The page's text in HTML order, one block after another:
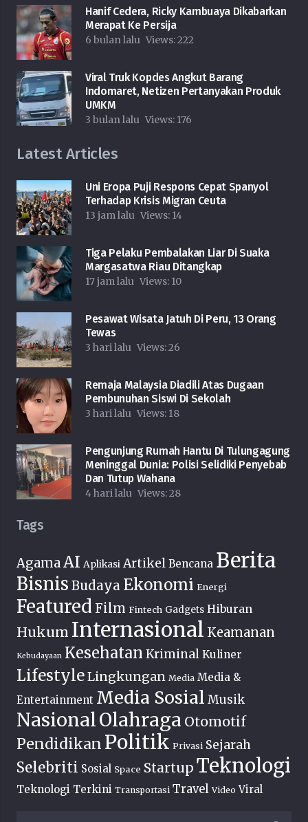
Hanif Cedera, Ricky Kambuaya Dikabarkan
Merapat Ke Persija
6 bulan lalu Views:222
Viral Truk Kopdes Angkut Barang
Indomaret, Netizen Pertanyakan Produk
UMKM
3 bulan lalu Views: 176
Latest Articles
Uni Eropa Puji Respons Cepat Spanyol
Terhadap Krisis Migran Ceuta
13 jam lalu Views: 14
Tiga Pelaku Pembalakan Liar Di Suaka
Margasatwa Riau Ditangkap
17 jam lalu Views: 10
Pesawat Wisata Jatuh Di Peru, 13 Orang
Tewas
3 hari lalu Views:26
Remaja Malaysia Diadili Atas Dugaan
Pembunuhan Siswi Di Sekolah
3 hari lalu Views: 18
Pengunjung Rumah Hantu Di Tulungagung
Meninggal Dunia: Polisi Selidiki Penyebab
Dan Tutup Wahana
4 hari lalu Views:28
Tags
AgamaAI Aplikasi Artikel Bencana Berita
Bisnis Budaya Ekonomi Energi
Featured Film Fintech Gadgets Hiburan
Hukum Internasional Keamanan
Kebudayaan Kesehatan Kriminal Kuliner
LifestyleLingkungan Media Media &
Entertainment Media Sosial Musik
NasionalOlahraga Otomotif
Pendidikan Politik Privasi Sejarah
Selebriti Sosial Space Startup Teknologi
Teknologi Terkini Transportasi Travel Video Viral